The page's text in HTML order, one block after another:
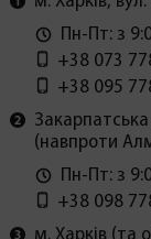
Пн-Пт: з
+38 073
+38 095
Закарпатська
(навпроти
Пн-Пт: з
+38 098